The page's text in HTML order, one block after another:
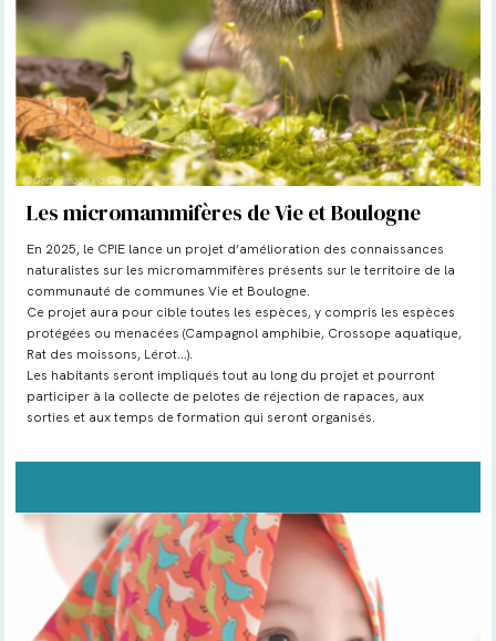
Les micromammifères de Vie et Boulogne
En 2025, le CPIE lance un projet d’amélioration des connaissances
naturalistes sur les micromammifères présents sur le territoire de la
communauté de communes Vie et Boulogne.
Ce projet aura pour cible toutes les espèces, y compris les espèces
protégées ou menacées (Campagnol amphibie, Crossope aquatique,
Rat des moissons, Lérot…).
Les habitants seront impliqués tout au long du projet et pourront
participer à la collecte de pelotes de réjection de rapaces, aux
sorties et aux temps de formation qui seront organisés.